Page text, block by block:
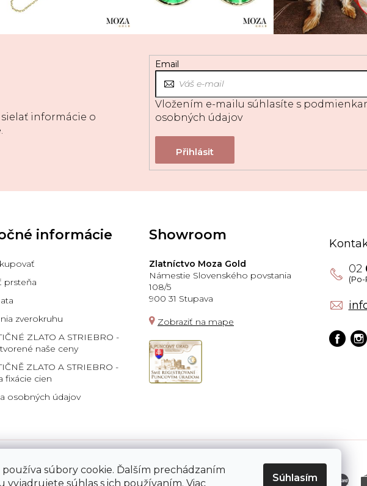
súbory cookie. Ďalším prechádzaním
vyjadrujete súhlas s ich používaním. Viac
Súhlasím
informácie o
Email
Vložením e-mailu súhlasíte s
osobných údajov
informácie
prsteňa
zverokruhu
ZLATO A STRIEBRO -
naše ceny
ZLATO A STRIEBRO -
fixácie cien
osobných údajov
Showroom
Zlatníctvo Moza Gold
Námestie Slovenského povstania
108/5
900 31 Stupava
Zobraziť na mape
02